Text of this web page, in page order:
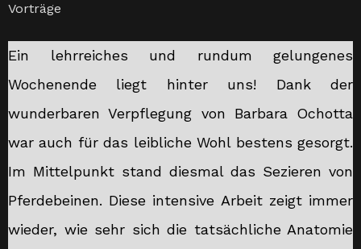
Vorträge
Ein lehrreiches und rundum gelungenes
Wochenende liegt hinter uns! Dank der
wunderbaren Verpflegung von Barbara Ochotta
war auch für das leibliche Wohl bestens gesorgt.
Im Mittelpunkt stand diesmal das Sezieren von
Pferdebeinen. Diese intensive Arbeit zeigt immer
wieder, wie sehr sich die tatsächliche Anatomie